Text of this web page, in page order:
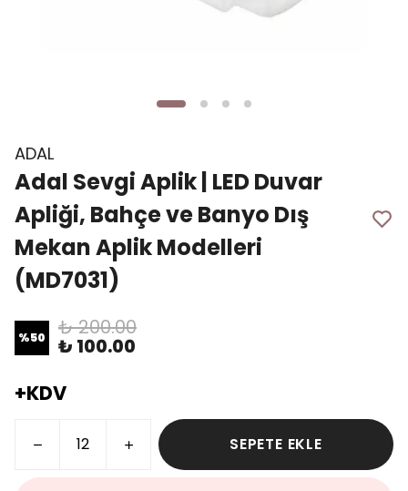
ADAL
Adal Sevgi Aplik | LED Duvar
Apliği, Bahçe ve Banyo Dış
Mekan Aplik Modelleri
(MD7031)
%50 ₺ 200.00
₺ 100.00
+KDV
SEPETE EKLE